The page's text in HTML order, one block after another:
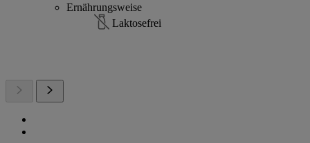
Ernährungsweise
Laktosefrei